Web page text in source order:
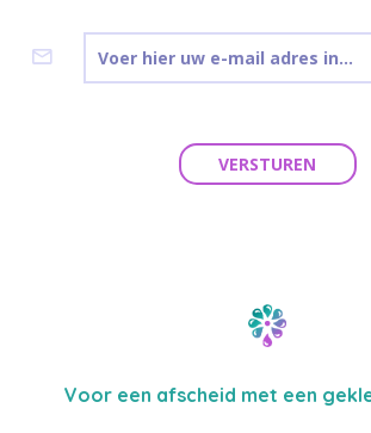
VERSTUREN
Voor een afscheid met een